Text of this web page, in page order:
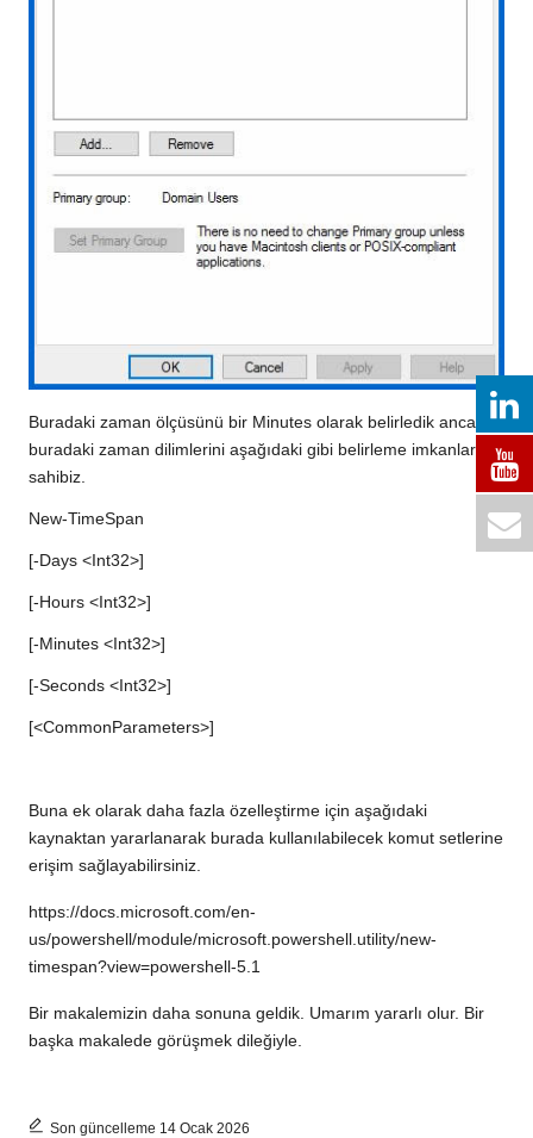
Buradaki zaman ölçüsünü bir Minutes olarak belirledik ancak
buradaki zaman dilimlerini aşağıdaki gibi belirleme imkanlarına
sahibiz.
New-TimeSpan
[-Days <Int32>]
[-Hours <Int32>]
[-Minutes <Int32>]
[-Seconds <Int32>]
[<CommonParameters>]
Buna ek olarak daha fazla özelleştirme için aşağıdaki
kaynaktan yararlanarak burada kullanılabilecek komut setlerine
erişim sağlayabilirsiniz.
https://docs.microsoft.com/en-
us/powershell/module/microsoft.powershell.utility/new-
timespan?view=powershell-5.1
Bir makalemizin daha sonuna geldik. Umarım yararlı olur. Bir
başka makalede görüşmek dileğiyle.
Son güncelleme 14 Ocak 2026